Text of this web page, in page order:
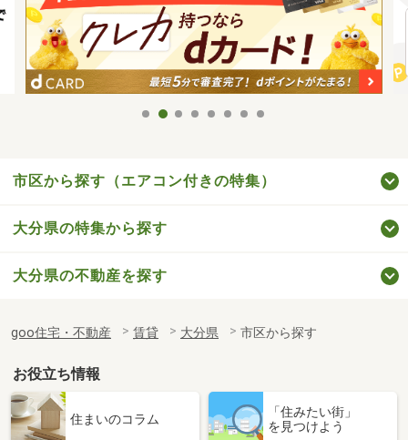
市区から探す（エアコン付きの特集）
大分県の特集から探す
大分県の不動産を探す
goo住宅・不動産 賃貸 大分県 市区から探す
お役立ち情報
住まいのコラム
「住みたい街」
を見つけよう